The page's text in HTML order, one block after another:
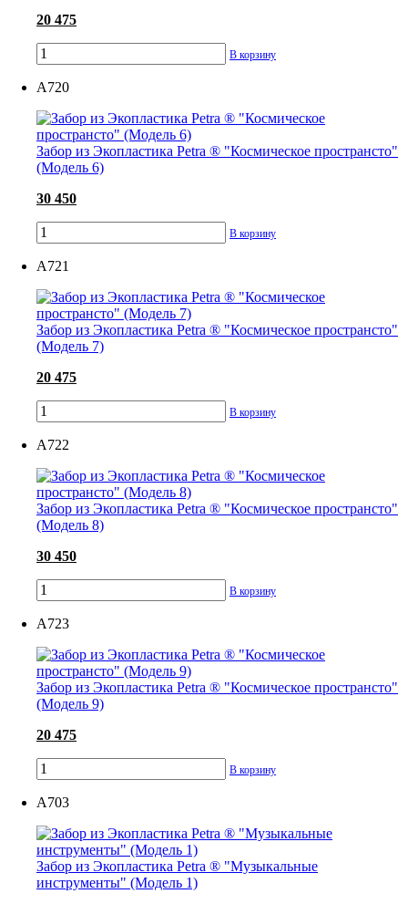
20 475
В корзину
А720
Забор из Экопластика Petra ® "Космическое пространсто"
(Модель 6)
30 450
В корзину
А721
Забор из Экопластика Petra ® "Космическое пространсто"
(Модель 7)
20 475
В корзину
А722
Забор из Экопластика Petra ® "Космическое пространсто"
(Модель 8)
30 450
В корзину
А723
Забор из Экопластика Petra ® "Космическое пространсто"
(Модель 9)
20 475
В корзину
А703
Забор из Экопластика Petra ® "Музыкальные
инструменты" (Модель 1)